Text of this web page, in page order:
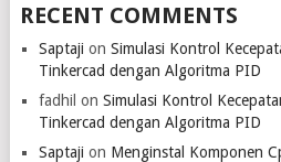
RECENT COMMENTS
Saptaji on Simulasi Kontrol
Tinkercad dengan Algoritma PID
fadhil on Simulasi Kontrol
Tinkercad dengan Algoritma PID
Saptaji on Menginstal Komponen